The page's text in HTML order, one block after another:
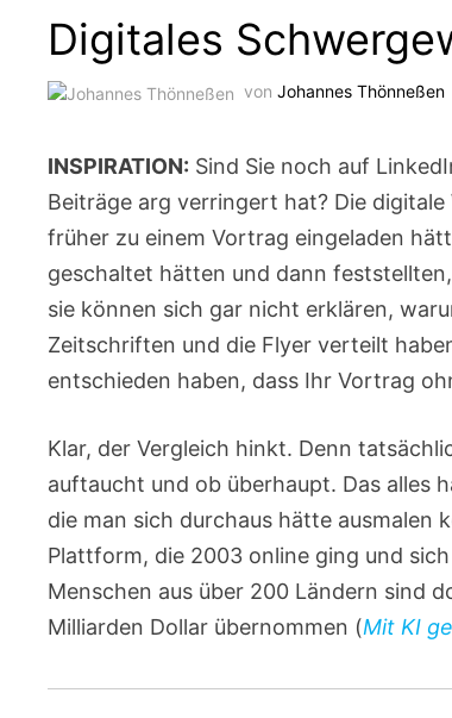
Digitales
vonJohannes Thönneßen
INSPIRATION: Sind Sie noch auf
Beiträge arg verringert hat? Die
früher zu einem Vortrag eingeladen
geschaltet hätten und dann
sie können sich gar nicht erklären,
Zeitschriften und die Flyer verteilt
entschieden haben, dass Ihr Vortrag
Klar, der Vergleich hinkt. Denn
auftaucht und ob überhaupt. Das alles
die man sich durchaus hätte ausmalen
Plattform, die 2003 online ging und
Menschen aus über 200 Ländern sind
Milliarden Dollar übernommen (Mit KI